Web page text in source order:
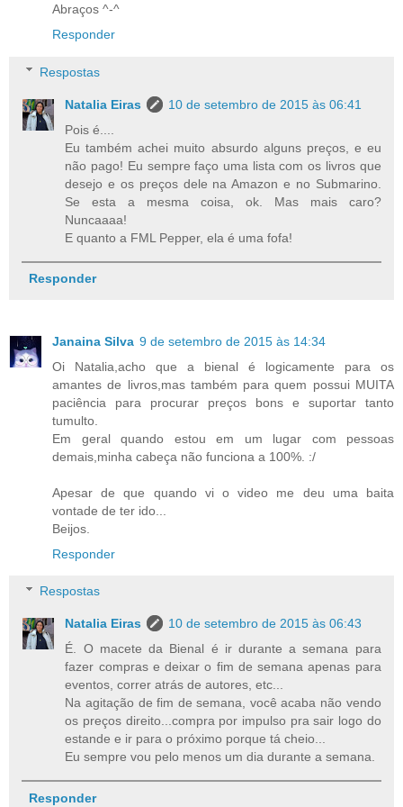
Abraços ^-^
Responder
Respostas
Natalia Eiras
10 de setembro de 2015 às 06:41
Pois é....
Eu também achei muito absurdo alguns preços, e eu
não pago! Eu sempre faço uma lista com os livros que
desejo e os preços dele na Amazon e no Submarino.
Se esta a mesma coisa, ok. Mas mais caro?
Nuncaaaa!
E quanto a FML Pepper, ela é uma fofa!
Responder
Janaina Silva 9 de setembro de 2015 às 14:34
Oi Natalia,acho que a bienal é logicamente para os
amantes de livros,mas também para quem possui MUITA
paciência para procurar preços bons e suportar tanto
tumulto.
Em geral quando estou em um lugar com pessoas
demais,minha cabeça não funciona a 100%. :/
Apesar de que quando vi o video me deu uma baita
vontade de ter ido...
Beijos.
Responder
Respostas
Natalia Eiras
10 de setembro de 2015 às 06:43
É. O macete da Bienal é ir durante a semana para
fazer compras e deixar o fim de semana apenas para
eventos, correr atrás de autores, etc...
Na agitação de fim de semana, você acaba não vendo
os preços direito...compra por impulso pra sair logo do
estande e ir para o próximo porque tá cheio...
Eu sempre vou pelo menos um dia durante a semana.
Responder